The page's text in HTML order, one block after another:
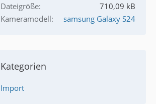
Dateigröße
710,09 kB
Kameramodell
samsung Galaxy S24
Kategorien
Import